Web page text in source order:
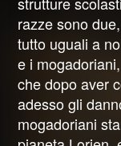
razze sono
tutto uguali a
e i
che dopo aver
adesso gli
mogadoriani